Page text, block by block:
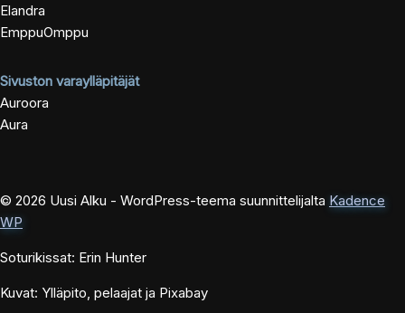
Elandra
EmppuOmppu
Sivuston varaylläpitäjät
Auroora
Aura
© 2026 Uusi Alku - WordPress-teema suunnittelijalta Kadence
WP
Soturikissat: Erin Hunter
Kuvat: Ylläpito, pelaajat ja Pixabay